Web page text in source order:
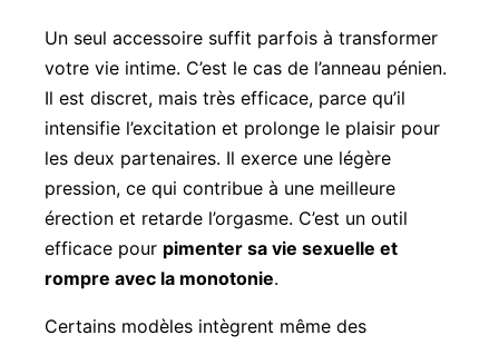
Un seul accessoire suffit parfois à transformer
votre vie intime. C’est le cas de l’anneau pénien.
Il est discret, mais très efficace, parce qu’il
intensifie l’excitation et prolonge le plaisir pour
les deux partenaires. Il exerce une légère
pression, ce qui contribue à une meilleure
érection et retarde l’orgasme. C’est un outil
efficace pour pimenter sa vie sexuelle et
rompre avec la monotonie.
Certains modèles intègrent même des